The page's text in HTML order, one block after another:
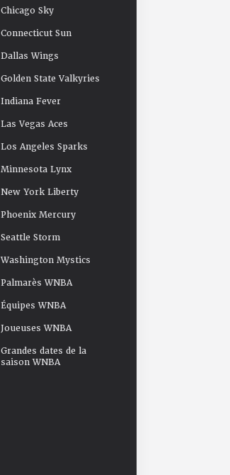
Chicago Sky
Connecticut Sun
Dallas Wings
Golden State Valkyries
Indiana Fever
Las Vegas Aces
Los Angeles Sparks
Minnesota Lynx
New York Liberty
Phoenix Mercury
Seattle Storm
Washington Mystics
Palmarès WNBA
Équipes WNBA
Joueuses WNBA
Grandes dates de la
saison WNBA